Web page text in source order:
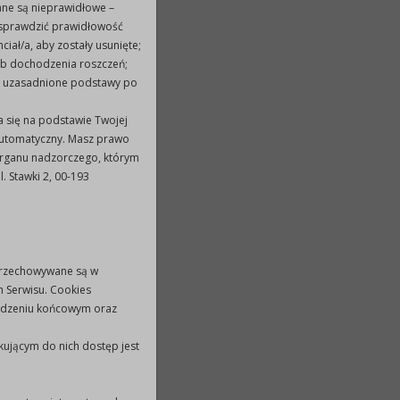
są nieprawidłowe –
prawidłowość
a, aby zostały usunięte;
dochodzenia roszczeń;
uzasadnione podstawy po
się na podstawie Twojej
Masz prawo
nadzorczego, którym
Stawki 2, 00-193
są w
Cookies
końcowym oraz
do nich dostęp jest